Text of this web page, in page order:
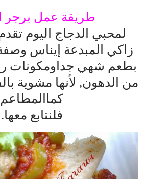
طريقة عمل برجر
لمحبي الدجاج اليوم
زاكي المبدعة إيناس
بطعم شهي جداومكونات
من الدهون, لأنها مشوية
كماالمطاعم
فلنتابع معها.